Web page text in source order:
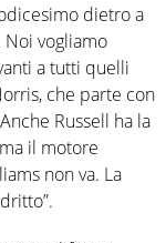
dietro a
Noi vogliamo
a tutti quelli
che parte con
Russell ha la
il motore
non va. La